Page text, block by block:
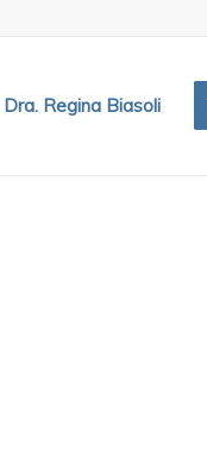
Dra. Regina Biasoli